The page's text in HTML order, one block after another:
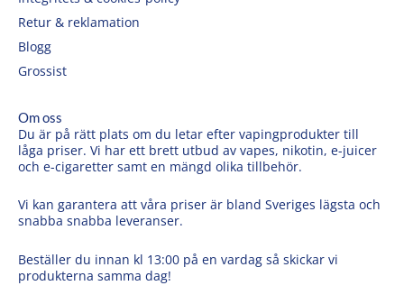
Retur & reklamation
Blogg
Grossist
Om oss
Du är på rätt plats om du letar efter vapingprodukter till
låga priser. Vi har ett brett utbud av vapes, nikotin, e-juicer
och e-cigaretter samt en mängd olika tillbehör.
Vi kan garantera att våra priser är bland Sveriges lägsta och
snabba snabba leveranser.
Beställer du innan kl 13:00 på en vardag så skickar vi
produkterna samma dag!